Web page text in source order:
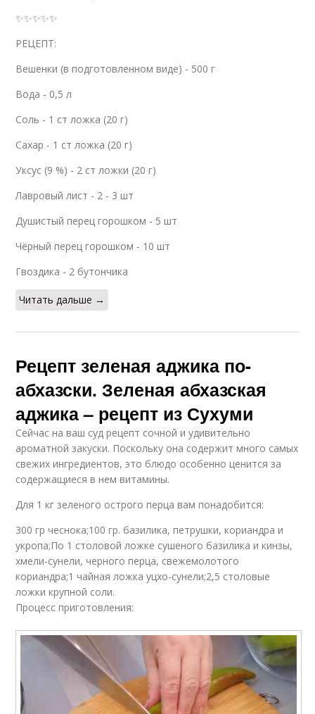
✨✨✨✨✨
РЕЦЕПТ:
Вешенки (в подготовленном виде) - 500 г
Вода - 0,5 л
Соль - 1 ст ложка (20 г)
Сахар - 1 ст ложка (20 г)
Уксус (9 %) - 2 ст ложки (20 г)
Лавровый лист - 2 - 3 шт
Душистый перец горошком - 5 шт
Чёрный перец горошком - 10 шт
Гвоздика - 2 бутончика
Читать дальше →
Рецепт зеленая аджика по-
абхазски. Зеленая абхазская
аджика – рецепт из Сухуми
Сейчас на ваш суд рецепт сочной и удивительно
ароматной закуски. Поскольку она содержит много самых
свежих ингредиентов, это блюдо особенно ценится за
содержащиеся в нем витамины.
Для 1 кг зеленого острого перца вам понадобится:
300 гр чеснока;100 гр. базилика, петрушки, кориандра и
укропа;По 1 столовой ложке сушеного базилика и кинзы,
хмели-сунели, черного перца, свежемолотого
кориандра;1 чайная ложка уцхо-сунели;2,5 столовые
ложки крупной соли.
Процесс приготовления: